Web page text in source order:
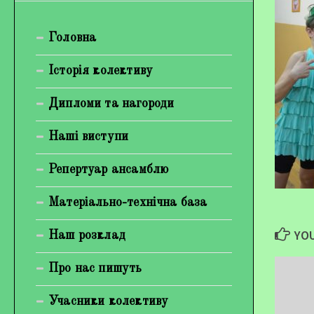
Гірієнко Ірина Михайлівна
Галерея
Відеогалерея
Фотогалерея
Головна
Історія колективу
Дипломи та нагороди
Наші виступи
Репертуар ансамблю
Матеріально-технічна база
Наш розклад
Про нас пишуть
Учасники колективу